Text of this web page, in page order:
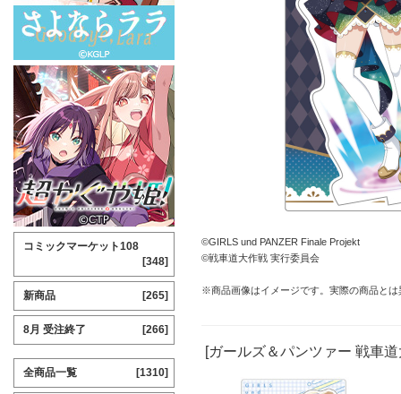
©GIRLS und PANZER Finale Projekt
©戦車道大作戦 実行委員会
※商品画像はイメージです。実際の商品と
[ガールズ＆パンツァー 戦車
コミックマーケット108
[348]
新商品 [265]
8月 受注終了 [266]
全商品一覧 [1310]